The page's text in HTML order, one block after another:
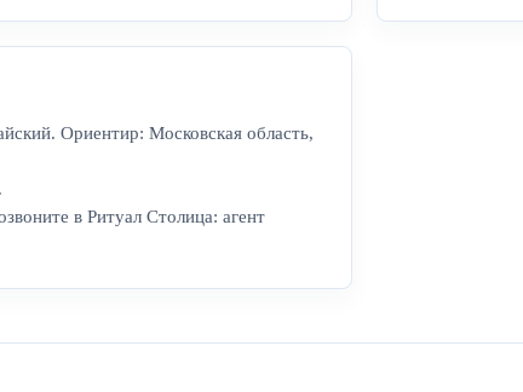
Ориентир: Московская область,
в Ритуал Столица: агент